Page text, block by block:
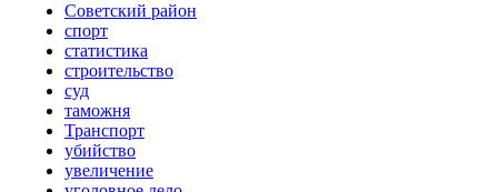
Советский район
спорт
статистика
строительство
суд
таможня
Транспорт
убийство
увеличение